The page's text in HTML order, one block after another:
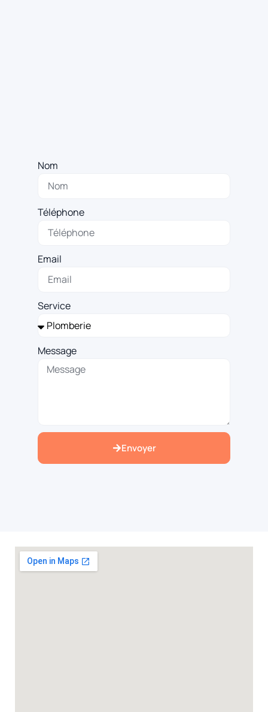
Nom
Téléphone
Email
Service
Message
Envoyer